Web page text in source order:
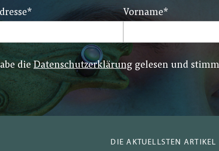
* Vorname*
dieDatenschutzerklärung gelesen und
DIE AKTUELLSTEN ARTIKEL